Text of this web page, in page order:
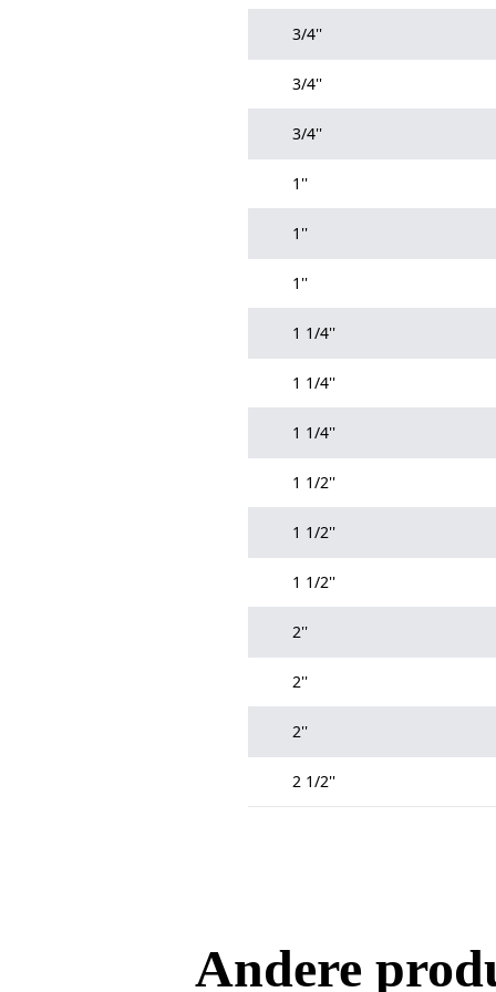
3/4''
3/4''
3/4''
1''
1''
1''
1 1/4''
1 1/4''
1 1/4''
1 1/2''
1 1/2''
1 1/2''
2''
2''
2''
2 1/2''
Andere